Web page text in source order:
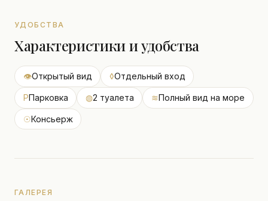
УДОБСТВА
Характеристики и удобства
👁Открытый вид ◊Отдельный вход
PПарковка ◍2 туалета ≋Полный вид на море
☉Консьерж
ГАЛЕРЕЯ